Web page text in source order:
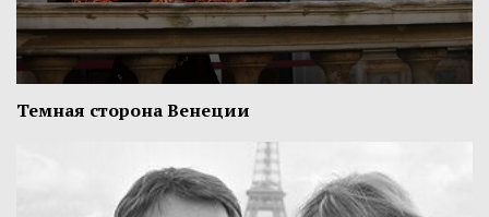
Темная сторона Венеции